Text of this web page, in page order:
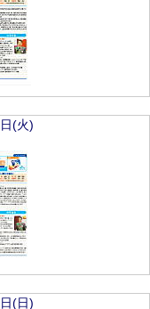
(火)
(日)